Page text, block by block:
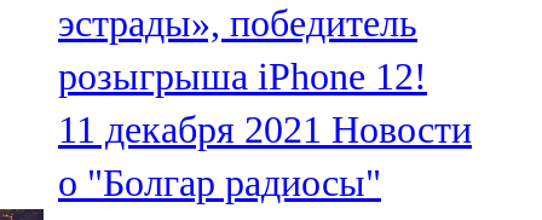
эстрады», победитель
розыгрыша iPhone 12!
11 декабря 2021 Новости
о "Болгар радиосы"